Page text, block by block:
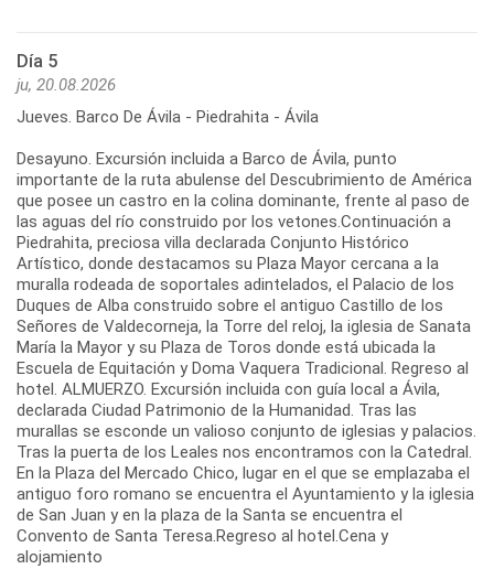
Día 5
ju, 20.08.2026
Jueves. Barco De Ávila - Piedrahita - Ávila
Desayuno. Excursión incluida a Barco de Ávila, punto
importante de la ruta abulense del Descubrimiento de América
que posee un castro en la colina dominante, frente al paso de
las aguas del río construido por los vetones.Continuación a
Piedrahita, preciosa villa declarada Conjunto Histórico
Artístico, donde destacamos su Plaza Mayor cercana a la
muralla rodeada de soportales adintelados, el Palacio de los
Duques de Alba construido sobre el antiguo Castillo de los
Señores de Valdecorneja, la Torre del reloj, la iglesia de Sanata
María la Mayor y su Plaza de Toros donde está ubicada la
Escuela de Equitación y Doma Vaquera Tradicional. Regreso al
hotel. ALMUERZO. Excursión incluida con guía local a Ávila,
declarada Ciudad Patrimonio de la Humanidad. Tras las
murallas se esconde un valioso conjunto de iglesias y palacios.
Tras la puerta de los Leales nos encontramos con la Catedral.
En la Plaza del Mercado Chico, lugar en el que se emplazaba el
antiguo foro romano se encuentra el Ayuntamiento y la iglesia
de San Juan y en la plaza de la Santa se encuentra el
Convento de Santa Teresa.Regreso al hotel.Cena y
alojamiento